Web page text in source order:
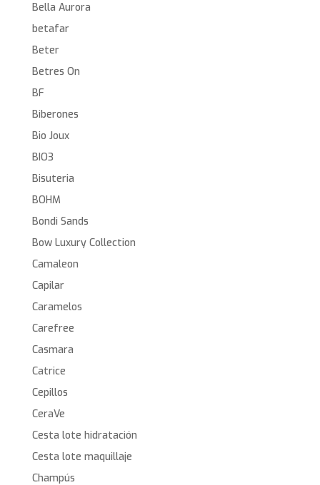
Bella Aurora
betafar
Beter
Betres On
BF
Biberones
Bio Joux
BIO3
Bisuteria
BOHM
Bondi Sands
Bow Luxury Collection
Camaleon
Capilar
Caramelos
Carefree
Casmara
Catrice
Cepillos
CeraVe
Cesta lote hidratación
Cesta lote maquillaje
Champús